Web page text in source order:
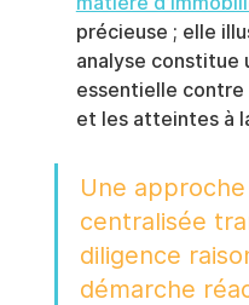
précieuse ; elle
analyse constitue
essentielle
et les atteintes à
Une
centralisée
diligence
démarche